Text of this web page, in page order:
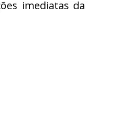
imediatas da